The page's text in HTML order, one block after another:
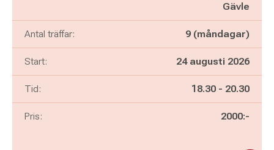
Gävle
Antal träffar: 9 (måndagar)
Start: 24 augusti 2026
Tid: Pågår mellan
18.30 - och
20.30
Pris: 2000:-